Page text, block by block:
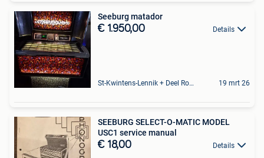
Seeburg matador
€ 1.950,00 Details
St-Kwintens-Lennik + Deel Roosdaal 19 mrt 26
SEEBURG SELECT-O-MATIC MODEL
USC1 service manual
€ 18,00 Details